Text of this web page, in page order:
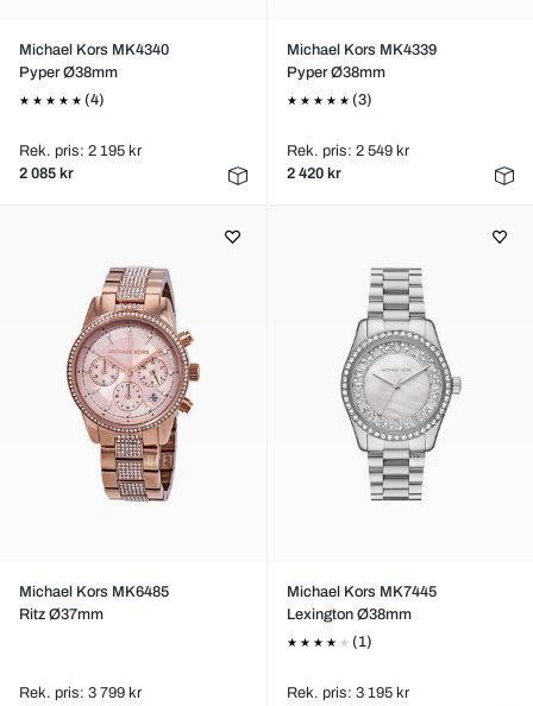
Michael Kors MK4340
Pyper Ø38mm
(4)
Rek. pris: 2 195 kr
2 085 kr
Michael Kors MK4339
Pyper Ø38mm
(3)
Rek. pris: 2 549 kr
2 420 kr
Michael Kors MK6485
Ritz Ø37mm
Rek. pris: 3 799 kr
Michael Kors MK7445
Lexington Ø38mm
(1)
Rek. pris: 3 195 kr